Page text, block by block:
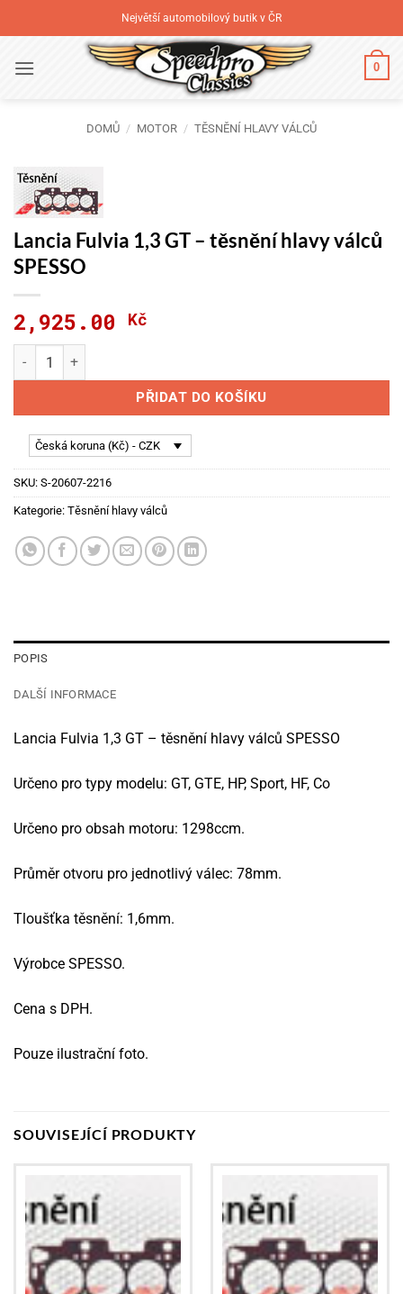
na
Největší automobilový butik v ČR
0
DOMŮ / MOTOR / TĚSNĚNÍ HLAVY VÁLCŮ
Lancia Fulvia 1,3 GT – těsnění hlavy válců
SPESSO
2,925.00 Kč
Lancia Fulvia 1,3 GT - těsnění hlavy válců SPESSO množství
PŘIDAT DO KOŠÍKU
Česká koruna (Kč) - CZK
SKU: S-20607-2216
Kategorie: Těsnění hlavy válců
POPIS
DALŠÍ INFORMACE
Lancia Fulvia 1,3 GT – těsnění hlavy válců SPESSO
Určeno pro typy modelu: GT, GTE, HP, Sport, HF, Co
Určeno pro obsah motoru: 1298ccm.
Průměr otvoru pro jednotlivý válec: 78mm.
Tloušťka těsnění: 1,6mm.
Výrobce SPESSO.
Cena s DPH.
Pouze ilustrační foto.
SOUVISEJÍCÍ PRODUKTY